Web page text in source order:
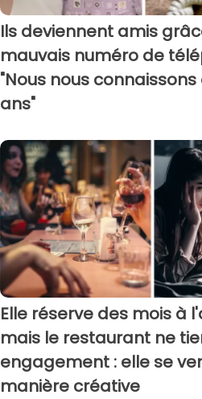
Ils deviennent amis
mauvais numéro de
"Nous nous
ans"
Elle réserve des mois à
mais le restaurant ne
engagement : elle se
manière créative